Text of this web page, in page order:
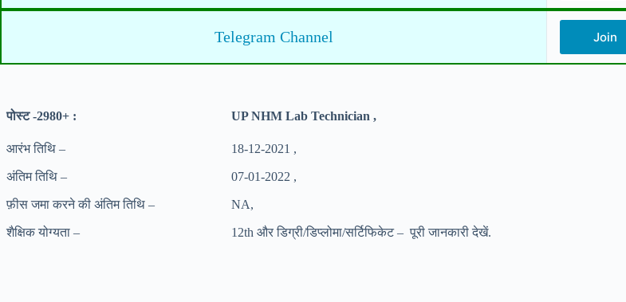
Telegram Channel Join
पोस्ट -2980+ : UP NHM Lab Technician ,
आरंभ तिथि – 18-12-2021 ,
अंतिम तिथि – 07-01-2022 ,
फ़ीस जमा करने की अंतिम तिथि – NA,
शैक्षिक योग्यता – 12th और डिग्री/डिप्लोमा/सर्टिफिकेट – पूरी जानकारी देखें.